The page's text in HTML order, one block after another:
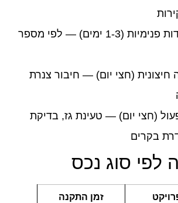
פנימיות
(1-3 ימים) — לפי מספר
חיצונית (חצי יום) — חיבור צנרת
(חצי יום) — טעינת גז, בדיקת
בקרים
לפי סוג נכס
זמן התקנה